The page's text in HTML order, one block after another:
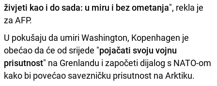
živjeti kao i do sada: u miru i bez ometanja", rekla je
za AFP.
U pokušaju da umiri Washington, Kopenhagen je
obećao da će od srijede "pojačati svoju vojnu
prisutnost" na Grenlandu i započeti dijalog s NATO-om
kako bi povećao savezničku prisutnost na Arktiku.